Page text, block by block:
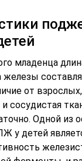
младенца
от
сосудистая
Одной из
у детей